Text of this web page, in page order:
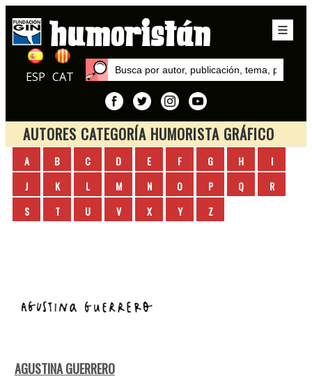
ESP CAT
AUTORES CATEGORÍA HUMORISTA GRÁFICO
Inicio
Autores
A B C D E F G H
I
J
K L M N O P Q
R
S
T U V X Y Z
AGUSTINA GUERRERO